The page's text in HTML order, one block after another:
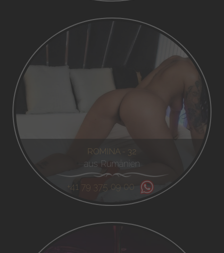
ROMINA - 32
aus Rumänien
+41 79 375 09 00